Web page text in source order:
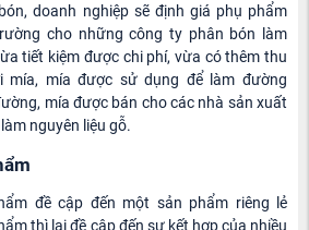
doanh nghiệp sẽ định giá phụ phẩm
cho những công ty phân bón làm
tiết kiệm được chi phí, vừa có thêm thu
mía, mía được sử dụng để làm đường
mía được bán cho các nhà sản xuất
nguyên liệu gỗ.
đề cập đến một sản phẩm riêng lẻ
thì lại đề cập đến sự kết hợp của nhiều